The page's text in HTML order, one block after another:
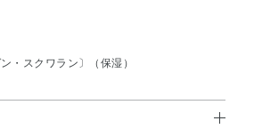
・スクワラン〕（保湿）